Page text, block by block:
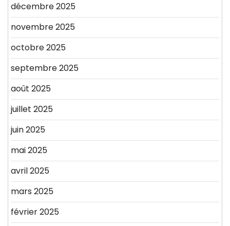
décembre 2025
novembre 2025
octobre 2025
septembre 2025
août 2025
juillet 2025
juin 2025
mai 2025
avril 2025
mars 2025
février 2025